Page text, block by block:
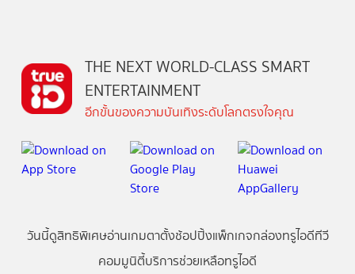
THE NEXT WORLD-CLASS SMART
ENTERTAINMENT
อีกขั้นของความบันเทิงระดับโลกตรงใจคุณ
วันนี้ดูสิทธิพิเศษอ่านเกมตาตั้งช้อปปิ้งแพ็กเกจกล่องทรูไอดีทีวี
คอมมูนิตี้บริการช่วยเหลือทรูไอดี